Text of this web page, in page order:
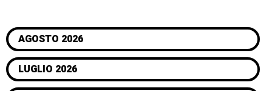
AGOSTO 2026
LUGLIO 2026